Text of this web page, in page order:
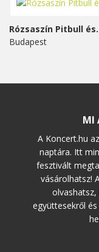
Rózsaszín Pitbull
Budapest
MI
A Koncert.hu
naptára. Itt
fesztivált
vásárolhatsz!
együttesekről